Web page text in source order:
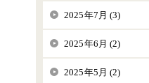
2025年7月 (3)
2025年6月 (2)
2025年5月 (2)